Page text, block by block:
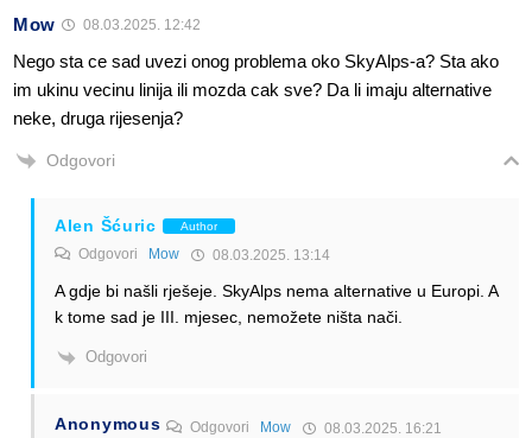
Mow 08.03.2025. 12:42
Nego sta ce sad uvezi onog problema oko SkyAlps-a? Sta ako
im ukinu vecinu linija ili mozda cak sve? Da li imaju alternative
neke, druga rijesenja?
Odgovori
Alen Šćuric Author
Odgovori Mow 08.03.2025. 13:14
A gdje bi našli rješeje. SkyAlps nema alternative u Europi. A
k tome sad je III. mjesec, nemožete ništa nači.
Odgovori
Anonymous Odgovori Mow 08.03.2025. 16:21